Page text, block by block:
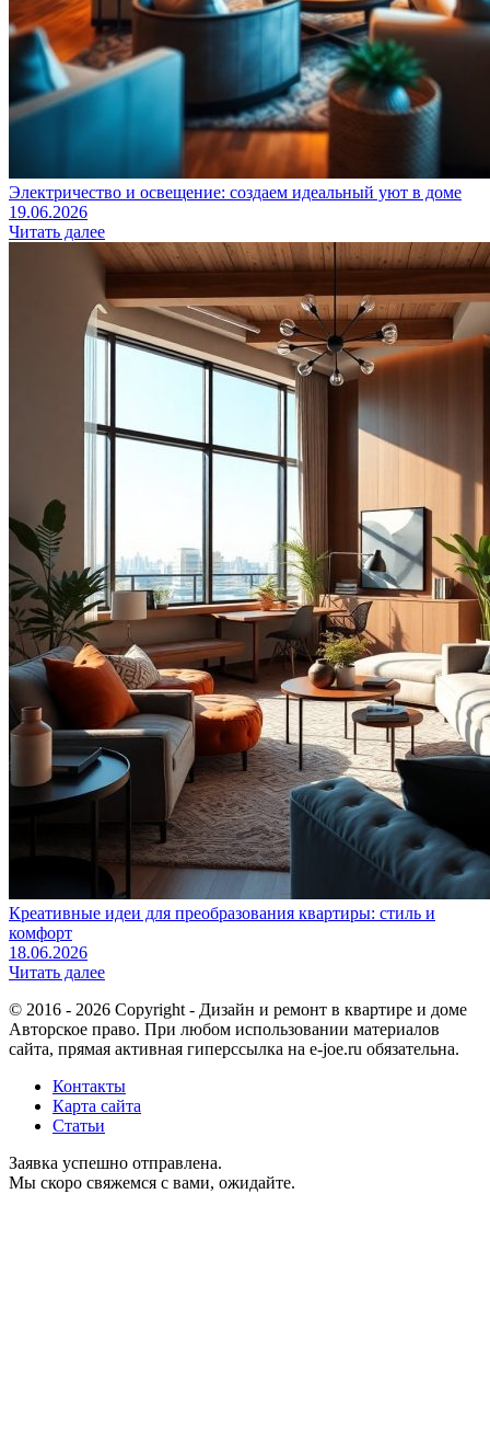
Электричество и освещение: создаем идеальный уют в доме
19.06.2026
Читать далее
Креативные идеи для преобразования квартиры: стиль и
комфорт
18.06.2026
Читать далее
© 2016 - 2026 Copyright - Дизайн и ремонт в квартире и доме
Авторское право. При любом использовании материалов
сайта, прямая активная гиперссылка на e-joe.ru обязательна.
Контакты
Карта сайта
Статьи
Заявка успешно отправлена.
Мы скоро свяжемся с вами, ожидайте.